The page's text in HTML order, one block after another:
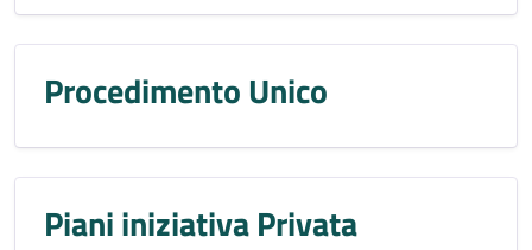
Procedimento Unico
Piani iniziativa Privata